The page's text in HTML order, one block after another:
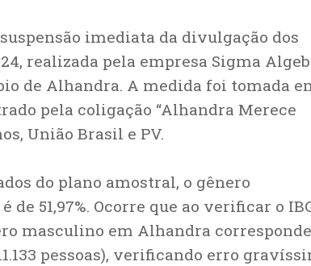
imediata da divulgação dos
realizada pela empresa Sigma
de Alhandra. A medida foi tomada
pela coligação “Alhandra Merece
União Brasil e PV.
do plano amostral, o gênero
51,97%. Ocorre que ao verificar o
masculino em Alhandra
pessoas), verificando erro